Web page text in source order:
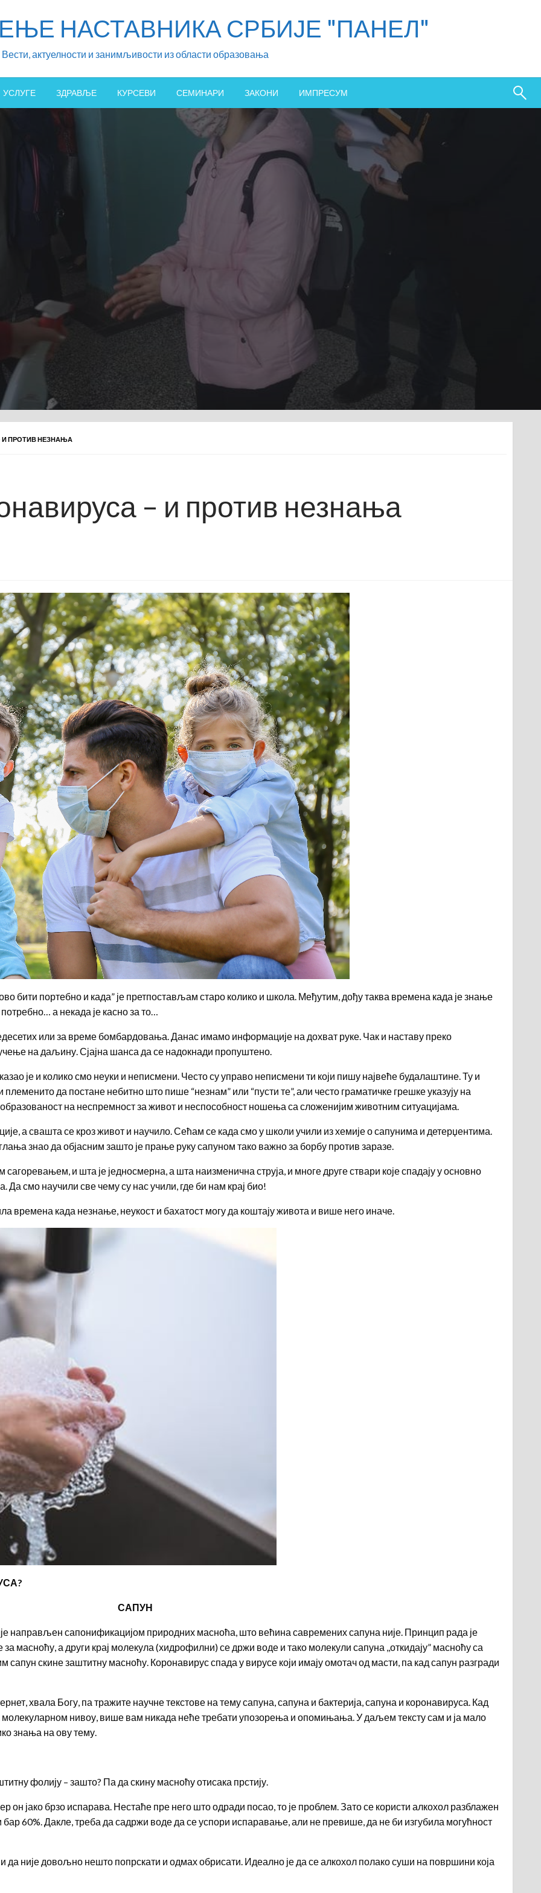
НАСТАВНИКА СРБИЈЕ "ПАНЕЛ"
Вести, актуелности и занимљивости из области образовања
УСЛУГЕ ЗДРАВЉЕ КУРСЕВИ СЕМИНАРИ ЗАКОНИ ИМПРЕСУМ
И ПРОТИВ НЕЗНАЊА
– и против незнања
бити портебно и када” је претпостављам старо колико и школа. Међутим, дођу таква времена када је знање
а некада је касно за то…
или за време бомбардовања. Данас имамо информације на дохват руке. Чак и наставу преко
на даљину. Сјајна шанса да се надокнади пропуштено.
је и колико смо неуки и неписмени. Често су управо неписмени ти који пишу највеће будалаштине. Ту и
да постане небитно што пише “незнам” или “пусти те”, али често граматичке грешке указују на
на неспремност за живот и неспособност ношења са сложенијим животним ситуацијама.
а свашта се кроз живот и научило. Сећам се када смо у школи учили из хемије о сапунима и детерџентима.
знао да објасним зашто је прање руку сапуном тако важно за борбу против заразе.
и шта је једносмерна, а шта наизменична струја, и многе друге ствари које спадају у основно
смо научили све чему су нас учили, где би нам крај био!
времена када незнање, неукост и бахатост могу да коштају живота и више него иначе.
САПУН
направљен сапонификацијом природних масноћа, што већина савремених сапуна није. Принцип рада је
масноћу, а други крај молекула (хидрофилни) се држи воде и тако молекули сапуна ,,откидају” масноћу са
сапун скине заштитну масноћу. Коронавирус спада у вирусе који имају омотач од масти, па кад сапун разгради
хвала Богу, па тражите научне текстове на тему сапуна, сапуна и бактерија, сапуна и коронавируса. Кад
нивоу, више вам никада неће требати упозорења и опомињања. У даљем тексту сам и ја мало
знања на ову тему.
фолију – зашто? Па да скину масноћу отисака прстију.
он јако брзо испарава. Нестаће пре него што одради посао, то је проблем. Зато се користи алкохол разблажен
60%. Дакле, треба да садржи воде да се успори испаравање, али не превише, да не би изгубила могућност
да није довољно нешто попрскати и одмах обрисати. Идеално је да се алкохол полако суши на површини која